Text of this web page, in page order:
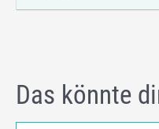
Das könnte